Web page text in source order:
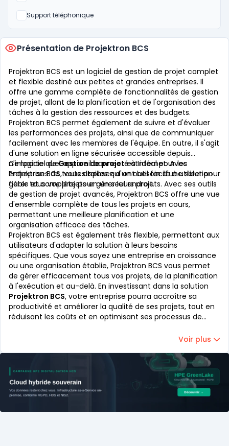
Support téléphonique
Non
Présentation de Projektron BCS
Projektron BCS est un logiciel de gestion de projet complet
et flexible destiné aux petites et grandes entreprises. Il
offre une gamme complète de fonctionnalités de gestion
de projet, allant de la planification et de l'organisation des
tâches à la gestion des ressources et des budgets.
Projektron BCS permet également de suivre et d'évaluer
les performances des projets, ainsi que de communiquer
facilement avec les membres de l'équipe. En outre, il s'agit
d'une solution en ligne sécurisée accessible depuis
n'importe quel appareil connecté à Internet. Avec
Projektron BCS, vous disposez d'un outil facile à utiliser pour
gérer tous vos projets en un seul endroit.
Ce logiciel deGestion de projetest idéal pour les
entreprises de toutes tailles qui ont besoin d'une solution
fiable et complète pour gérer leurs projets. Avec ses outils
de gestion de projet avancés, Projektron BCS offre une vue
d'ensemble complète de tous les projets en cours,
permettant une meilleure planification et une
organisation efficace des tâches.
Projektron BCS est également très flexible, permettant aux
utilisateurs d'adapter la solution à leurs besoins
spécifiques. Que vous soyez une entreprise en croissance
ou une organisation établie, Projektron BCS vous permet
de gérer efficacement tous vos projets, de la planification
à l'exécution et au-delà. En investissant dans la solution
Projektron BCS, votre entreprise pourra accroître sa
productivité et améliorer la qualité de ses projets, tout en
réduisant les coûts et en optimisant ses processus de
Voir plus